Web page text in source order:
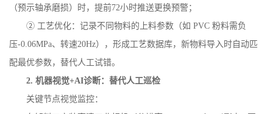
（预示轴承磨损）时，提前72小时推送更换预警；
② 工艺优化：记录不同物料的上料参数（如 PVC 粉料需负
压-0.06MPa、转速20Hz），形成工艺数据库，新物料导入时自动匹
配最优参数，替代人工试错。
2.机器视觉+AI诊断：替代人工巡检
关键节点视觉监控：